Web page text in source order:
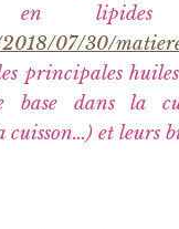
en
07/30/
principales
base dans la
cuisson…) et leurs